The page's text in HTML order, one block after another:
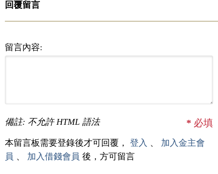
回覆留言
留言內容:
備註: 不允許 HTML 語法 * 必填
本留言板需要登錄後才可回覆， 登入 、 加入金主會
員 、 加入借錢會員 後，方可留言